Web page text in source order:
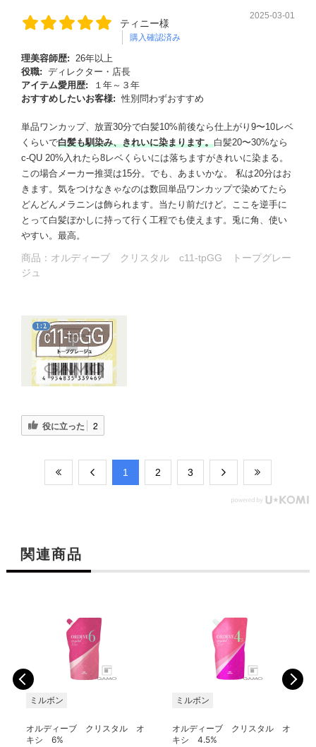
ティニー様
購入確認済み
2025-03-01
理美容師歴:
26年以上
役職: ディレクター・店長
アイテム愛用歴:
１年～３年
おすすめしたいお客様: 性別問わずおすすめ
単品ワンカップ、放置30分で白髪10%前後なら仕上がり9〜10レベ
くらいで白髪も馴染み、きれいに染まります。白髪20〜30%なら
c-QU 20%入れたら8レベくらいには落ちますがきれいに染まる。
この場合メーカー推奨は15分。でも、あまいかな。 私は20分はお
きます。気をつけなきゃなのは数回単品ワンカップで染めてたら
どんどんメラニンは飾られます。当たり前だけど。ここを逆手に
とって白髪ぼかしに持って行く工程でも使えます。兎に角、使い
やすい。最高。
商品： オルディーブ クリスタル c11-tpGG トープグレー
ジュ
役に立った 2
​1 ​2 ​3
関連商品
ミルボン
オルディーブ クリスタル オ
キシ 6%
ミルボン
オルディーブ クリスタル オ
キシ 4.5%